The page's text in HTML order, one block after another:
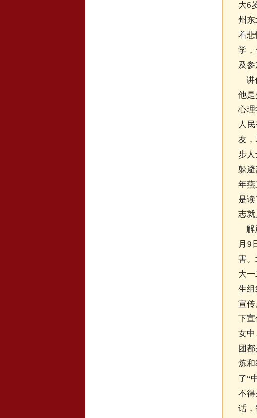
大6
州东
着悲
学
及
讲
他是
心理
人
友，
步
躲
年燕
是
志就
解
月9
害。
大
生组
宣传
下宣
女中
团
炼和
了“
不得
话，